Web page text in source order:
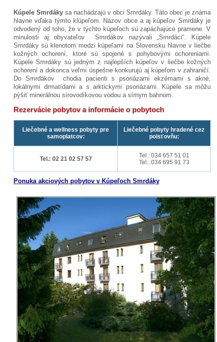
Kúpele Smrdáky sa nachádzajú v obci Smrdáky. Táto obec je známa
hlavne vďaka týmto klúpeľom. Názov obce a aj kúpeľov Smrdáky je
odvodený od toho, že v týchto kúpeľoch sú zapáchajúce pramene. V
minulosti aj obyvateľov Smrdákov nazývali „Smrdáci“. Kúpele
Smrdáky sú klenotom medzi kúpeľami na Slovensku hlavne v liečbe
kožných ochorení, ktoré sú spojené s pohybovými ochoreniami.
Kúpele Smrdáky sú jedným z najlepších kúpeľov v liečbe kožných
ochorení a dokonca veľmi úspešne konkurujú aj kúpeľom v zahraničí.
Do Smrdákov chodia pacienti s psoriázami ekzémami s akné,
lokálnymi drmatídami a s arktickymi psoriázami. Kúpele sa môžu
pýšiť minerálnou sírovodíkovou vodou a sírnym bahnom.
Rezervácie pobytov a informácie o pobytoch
Liečebné a wellness pobyty pre
samoplatcov:
Liečebné pobyty hradené cez
poisťovňu:
Tel.: 02 21 02 57 57
Tel.: 034 657 51 01
Tel.: 034 695 91 73
Ponuka akciových pobytov v Kúpeľoch Smrdáky